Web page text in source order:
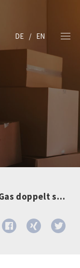
DE EN
Heizspiegel 2022: Heizen mit Gas doppelt so teuer wie 2020